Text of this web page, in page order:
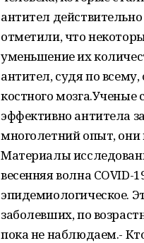
антител
отметили, что
уменьшение их
антител, судя по
костного мозга.Ученые
эффективно антитела
многолетний опыт, они
Материалы
весенняя волна COVID-
эпидемиологическое.
заболевших, по
пока не наблюдаем.-